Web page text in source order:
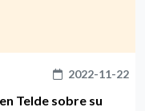
2022-11-22
Telde sobre su